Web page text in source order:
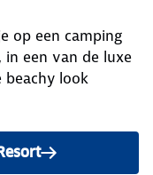
op een camping
in een van de luxe
beachy look